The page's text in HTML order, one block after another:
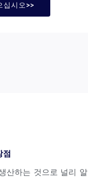
십시오>>
점
산하는 것으로 널리